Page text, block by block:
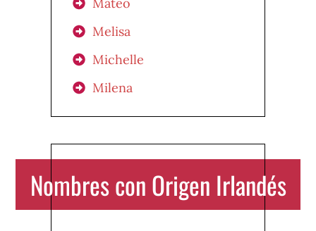
Melisa
Michelle
Milena
Nombres con Origen Irlandés